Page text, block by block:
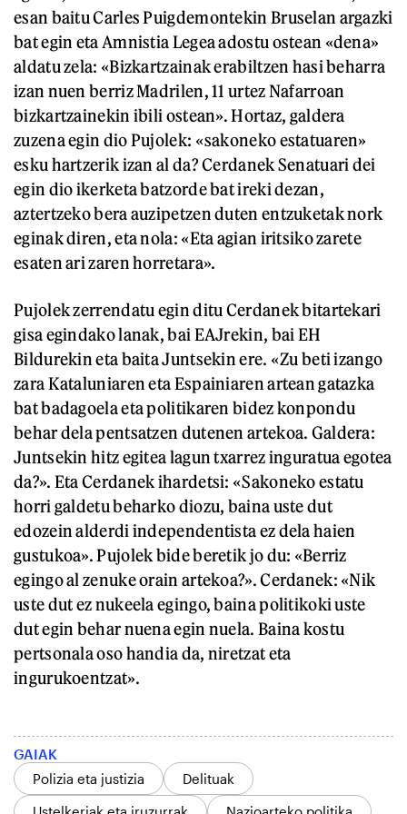
esan baitu Carles Puigdemontekin Bruselan argazki
bat egin eta Amnistia Legea adostu ostean «dena»
aldatu zela: «Bizkartzainak erabiltzen hasi beharra
izan nuen berriz Madrilen, 11 urtez Nafarroan
bizkartzainekin ibili ostean». Hortaz, galdera
zuzena egin dio Pujolek: «sakoneko estatuaren»
esku hartzerik izan al da? Cerdanek Senatuari dei
egin dio ikerketa batzorde bat ireki dezan,
aztertzeko bera auzipetzen duten entzuketak nork
eginak diren, eta nola: «Eta agian iritsiko zarete
esaten ari zaren horretara».
Pujolek zerrendatu egin ditu Cerdanek bitartekari
gisa egindako lanak, bai EAJrekin, bai EH
Bildurekin eta baita Juntsekin ere. «Zu beti izango
zara Kataluniaren eta Espainiaren artean gatazka
bat badagoela eta politikaren bidez konpondu
behar dela pentsatzen dutenen artekoa. Galdera:
Juntsekin hitz egitea lagun txarrez inguratua egotea
da?». Eta Cerdanek ihardetsi: «Sakoneko estatu
horri galdetu beharko diozu, baina uste dut
edozein alderdi independentista ez dela haien
gustukoa». Pujolek bide beretik jo du: «Berriz
egingo al zenuke orain artekoa?». Cerdanek: «Nik
uste dut ez nukeela egingo, baina politikoki uste
dut egin behar nuena egin nuela. Baina kostu
pertsonala oso handia da, niretzat eta
ingurukoentzat».
GAIAK
Polizia eta justizia
Delituak